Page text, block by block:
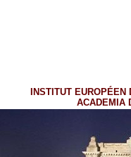
INSTITUT EUROPÉEN
ACADEMIA